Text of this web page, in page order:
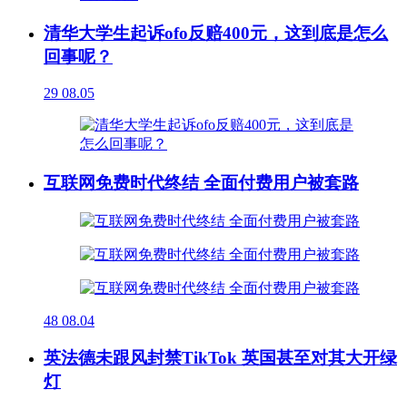
清华大学生起诉ofo反赔400元，这到底是怎么
回事呢？
29 08.05
互联网免费时代终结 全面付费用户被套路
48 08.04
英法德未跟风封禁TikTok 英国甚至对其大开绿
灯